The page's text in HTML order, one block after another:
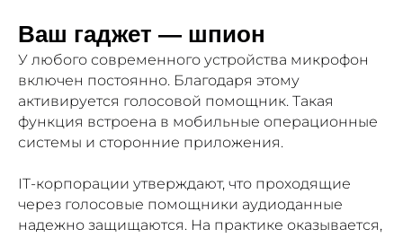
Ваш гаджет — шпион
У любого современного устройства микрофон
включен постоянно. Благодаря этому
активируется голосовой помощник. Такая
функция встроена в мобильные операционные
системы и сторонние приложения.
IT-корпорации утверждают, что проходящие
через голосовые помощники аудиоданные
надежно защищаются. На практике оказывается,